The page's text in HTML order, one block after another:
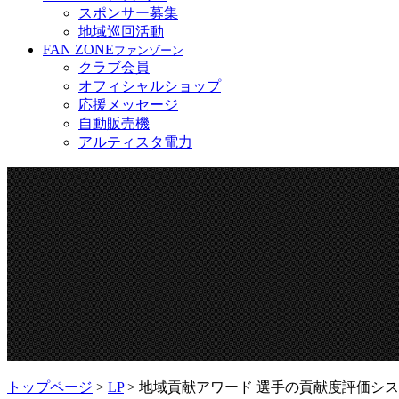
スポンサー募集
地域巡回活動
FAN ZONEファンゾーン
クラブ会員
オフィシャルショップ
応援メッセージ
自動販売機
アルティスタ電力
トップページ > LP> 地域貢献アワード 選手の貢献度評価シ